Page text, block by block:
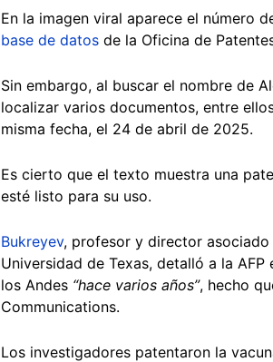
En la imagen viral aparece el número
base de datos de la Oficina de
Sin embargo, al buscar el nombre de
localizar varios documentos, entre
misma fecha, el 24 de abril de 2025.
Es cierto que el texto muestra una
esté listo para su uso.
Bukreyev, profesor y director asociado
Universidad de Texas, detalló a la
los Andes “hace varios años”, hecho
Communications.
Los investigadores patentaron la